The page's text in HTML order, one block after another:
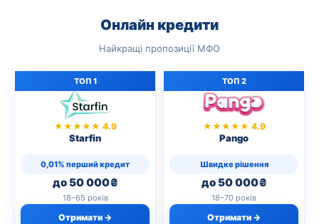
Онлайн кредити
Найкращі пропозиції МФО
ТОП 1
★★★★★ 4.9
Starfin
0,01% перший кредит
до 50 000₴
18–65 років
Отримати →
ТОП 2
★★★★★ 4.9
Pango
Швидке рішення
до 50 000₴
18–70 років
Отримати →